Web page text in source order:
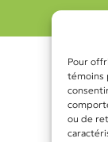
Pour
témoins
ou de